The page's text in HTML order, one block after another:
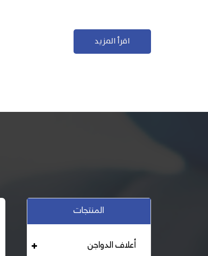
اقرأ المزيد
المنتجات
أعلاف الدواجن